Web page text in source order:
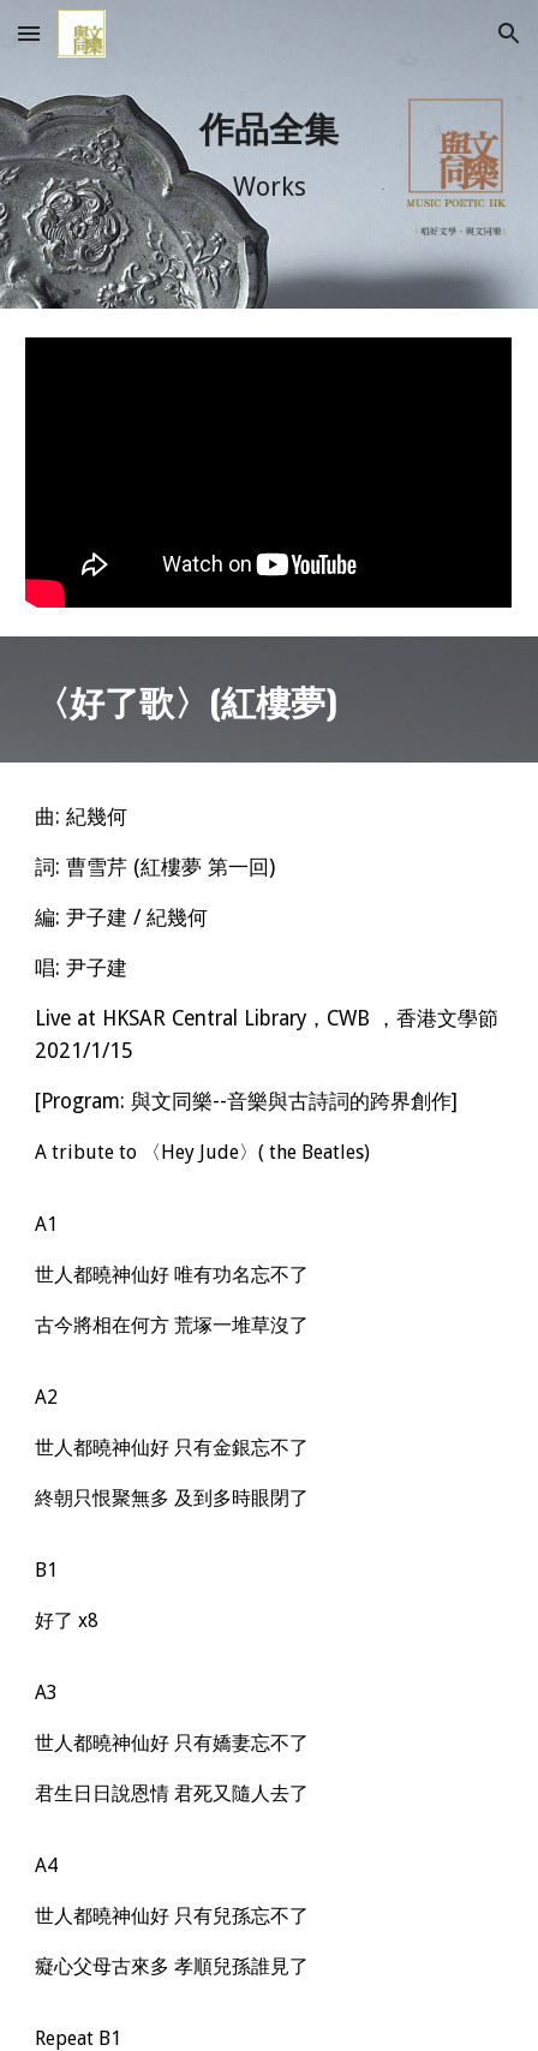
Skip to main content Skip to navigation
作品全集
Works
〈好了歌〉(紅樓夢)
曲: 紀幾何
詞: 曹雪芹 (紅樓夢 第一回)
編: 尹子建 / 紀幾何
唱: 尹子建
Live at HKSAR Central Library，CWB ，香港文學節
2021/1/15
[Program: 與文同樂--音樂與古詩詞的跨界創作]
A tribute to 〈Hey Jude〉( the Beatles)
A1
世人都曉神仙好 唯有功名忘不了
古今將相在何方 荒塚一堆草沒了
A2
世人都曉神仙好 只有金銀忘不了
終朝只恨聚無多 及到多時眼閉了
B1
好了 x8
A3
世人都曉神仙好 只有嬌妻忘不了
君生日日說恩情 君死又隨人去了
A4
世人都曉神仙好 只有兒孫忘不了
癡心父母古來多 孝順兒孫誰見了
Repeat B1